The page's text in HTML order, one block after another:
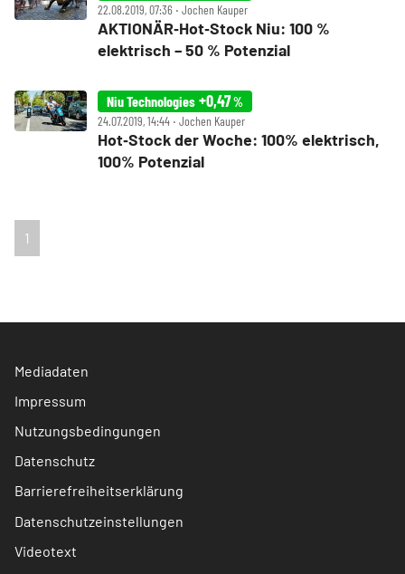
22.08.2019, 07:36 ‧ Jochen Kauper
AKTIONÄR‑Hot‑Stock Niu: 100 %
elektrisch – 50 % Potenzial
Niu Technologies +0,47%
24.07.2019, 14:44 ‧ Jochen Kauper
Hot‑Stock der Woche: 100% elektrisch,
100% Potenzial
1
Mediadaten
Impressum
Nutzungsbedingungen
Datenschutz
Barrierefreiheitserklärung
Datenschutzeinstellungen
Videotext